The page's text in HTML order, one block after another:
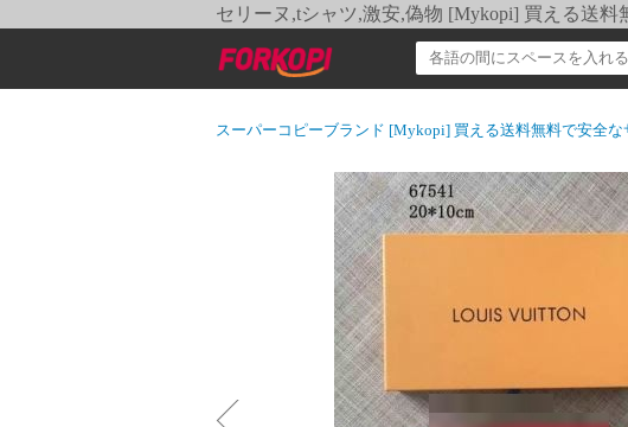
セリーヌ,tシャツ,激安,偽物 [Mykopi] 買える送料
スーパーコピーブランド [Mykopi] 買える送料無料で安全な